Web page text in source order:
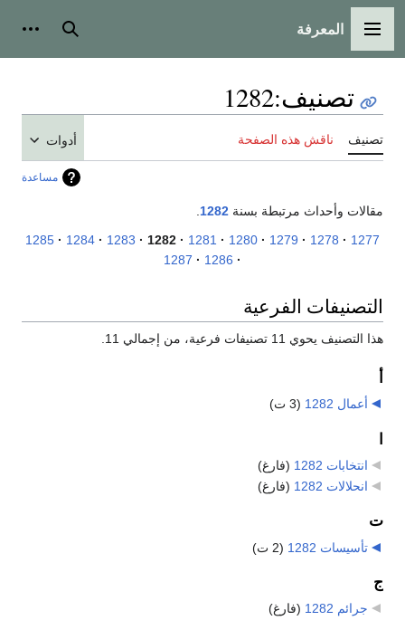
القائمة الرئيسية
المعرفة بحث
تصنيف:
1282
تصنيف ناقش هذه الصفحة أدوات
مساعدة
مقالات وأحداث مرتبطة بسنة 1282
1277
1278
1279
1280
1281
1282
1283
1284
1285
1286
1287
التصنيفات الفرعية
هذا التصنيف يحوي 11 تصنيفات فرعية، من إجمالي 11.
أعمال 1282 (3 ت)
انتخابات 1282
(فارغ)
انحلالات 1282
(فارغ)
ت
تأسيسات 1282 (2 ت)
ج
جرائم 1282 (فارغ)